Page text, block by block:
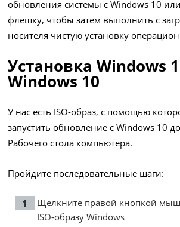
обновления системы с Windows 10
флешку, чтобы затем выполнить с
носителя чистую установку
Установка Windows
Windows 10
У нас есть ISO-образ, с помощью
запустить обновление с Windows 10
Рабочего стола компьютера.
Пройдите последовательные шаги:
Щелкните правой кнопкой
ISO-образу Windows